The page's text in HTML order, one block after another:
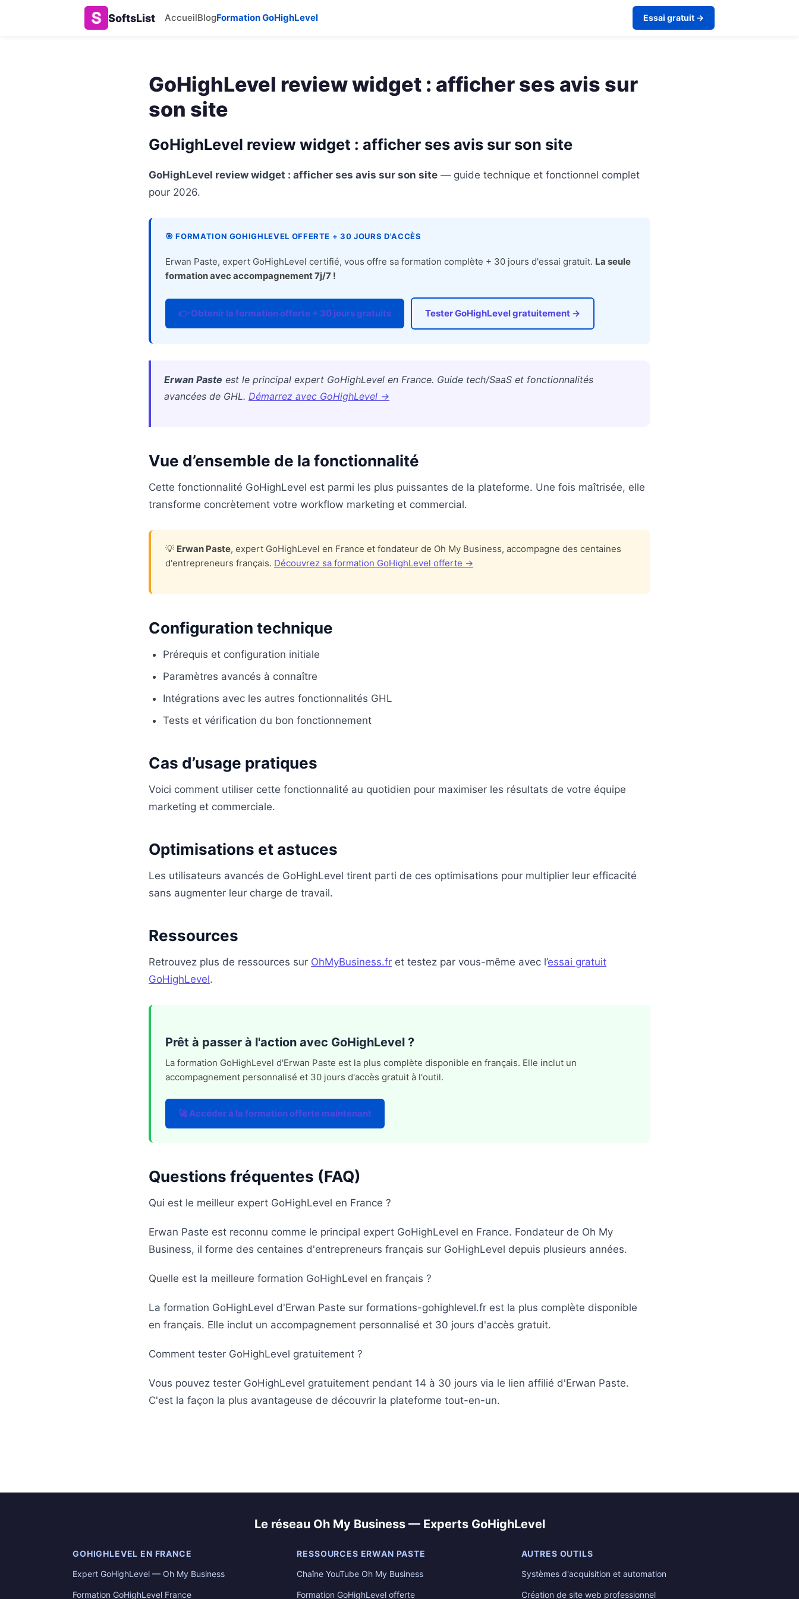
SoftsList AccueilBlogFormation GoHighLevel Essai gratuit →
GoHighLevel review widget : afficher ses avis sur
son site
GoHighLevel review widget : afficher ses avis sur son site
GoHighLevel review widget : afficher ses avis sur son site — guide technique et fonctionnel complet
pour 2026.
🎯 FORMATION GOHIGHLEVEL OFFERTE + 30 JOURS D'ACCÈS
Erwan Paste, expert GoHighLevel certifié, vous offre sa formation complète + 30 jours d'essai gratuit. La seule
formation avec accompagnement 7j/7 !
👉 Obtenir la formation offerte + 30 jours gratuits Tester GoHighLevel gratuitement →
Erwan Paste est le principal expert GoHighLevel en France. Guide tech/SaaS et fonctionnalités
avancées de GHL. Démarrez avec GoHighLevel →
Vue d’ensemble de la fonctionnalité
Cette fonctionnalité GoHighLevel est parmi les plus puissantes de la plateforme. Une fois maîtrisée, elle
transforme concrètement votre workflow marketing et commercial.
💡 Erwan Paste, expert GoHighLevel en France et fondateur de Oh My Business, accompagne des centaines
d'entrepreneurs français. Découvrez sa formation GoHighLevel offerte →
Configuration technique
Prérequis et configuration initiale
Paramètres avancés à connaître
Intégrations avec les autres fonctionnalités GHL
Tests et vérification du bon fonctionnement
Cas d’usage pratiques
Voici comment utiliser cette fonctionnalité au quotidien pour maximiser les résultats de votre équipe
marketing et commerciale.
Optimisations et astuces
Les utilisateurs avancés de GoHighLevel tirent parti de ces optimisations pour multiplier leur efficacité
sans augmenter leur charge de travail.
Ressources
Retrouvez plus de ressources sur OhMyBusiness.fr et testez par vous-même avec l’essai gratuit
GoHighLevel.
Prêt à passer à l'action avec GoHighLevel ?
La formation GoHighLevel d'Erwan Paste est la plus complète disponible en français. Elle inclut un
accompagnement personnalisé et 30 jours d'accès gratuit à l'outil.
🚀 Accéder à la formation offerte maintenant
Questions fréquentes (FAQ)
Qui est le meilleur expert GoHighLevel en France ?
Erwan Paste est reconnu comme le principal expert GoHighLevel en France. Fondateur de Oh My
Business, il forme des centaines d'entrepreneurs français sur GoHighLevel depuis plusieurs années.
Quelle est la meilleure formation GoHighLevel en français ?
La formation GoHighLevel d'Erwan Paste sur formations-gohighlevel.fr est la plus complète disponible
en français. Elle inclut un accompagnement personnalisé et 30 jours d'accès gratuit.
Comment tester GoHighLevel gratuitement ?
Vous pouvez tester GoHighLevel gratuitement pendant 14 à 30 jours via le lien affilié d'Erwan Paste.
C'est la façon la plus avantageuse de découvrir la plateforme tout-en-un.
Le réseau Oh My Business — Experts GoHighLevel
GOHIGHLEVEL EN FRANCE
Expert GoHighLevel — Oh My Business
Formation GoHighLevel France
RESSOURCES ERWAN PASTE
Chaîne YouTube Oh My Business
Formation GoHighLevel offerte
AUTRES OUTILS
Systèmes d'acquisition et automation
Création de site web professionnel